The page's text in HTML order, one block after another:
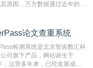
原因，万方数据通过近年的发
，其真实性和权威性无可厚
次，相对于知网而言，万方检测
上手容易，是学生初次论文查
系统。
论文查重系统
检测系统是北京智齿数汇科
司旗下产品，网站诞生于
，运营多年来，已经发展成为